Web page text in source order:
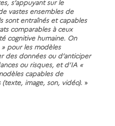
s’appuyant sur le
vastes ensembles de
sont entraînés et capables
comparables à ceux
cognitive humaine. On
pour les modèles
des données ou d’anticiper
ou risques, et d’IA «
capables de
image, son, vidéo). »